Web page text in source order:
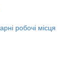
робочі місця